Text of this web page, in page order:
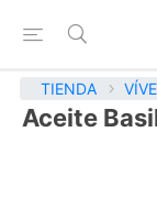
TIENDA
Aceite